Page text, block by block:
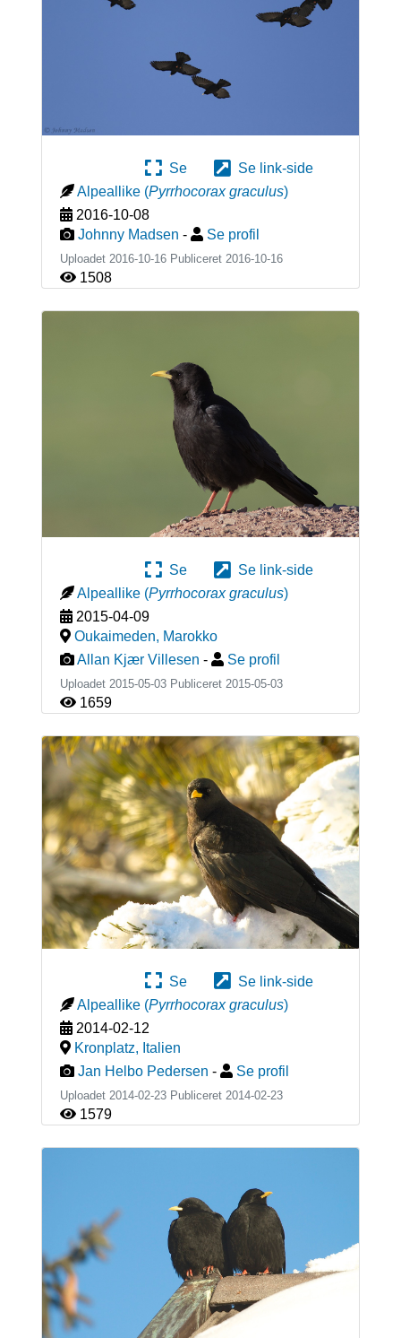
Se
Se link-side
Alpeallike (Pyrrhocorax graculus)
2016-10-08
Johnny Madsen - Se profil
Uploadet 2016-10-16 Publiceret 2016-10-16
1508
Se
Se link-side
Alpeallike (Pyrrhocorax graculus)
2015-04-09
Oukaimeden, Marokko
Allan Kjær Villesen - Se profil
Uploadet 2015-05-03 Publiceret 2015-05-03
1659
Se
Se link-side
Alpeallike (Pyrrhocorax graculus)
2014-02-12
Kronplatz, Italien
Jan Helbo Pedersen - Se profil
Uploadet 2014-02-23 Publiceret 2014-02-23
1579